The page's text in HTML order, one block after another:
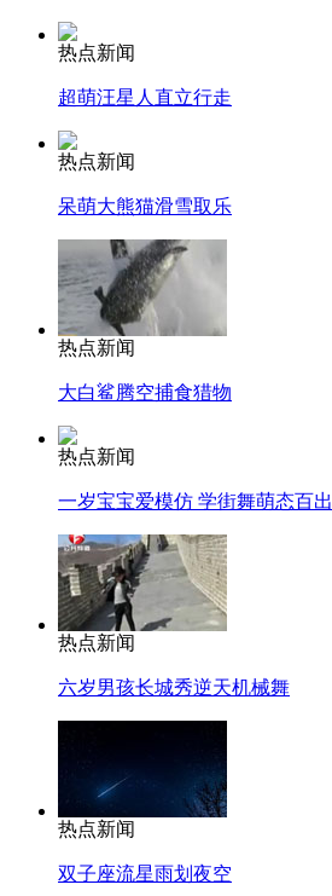
热点新闻
超萌汪星人直立行走
热点新闻
呆萌大熊猫滑雪取乐
热点新闻
大白鲨腾空捕食猎物
热点新闻
一岁宝宝爱模仿 学街舞萌态百出
热点新闻
六岁男孩长城秀逆天机械舞
热点新闻
双子座流星雨划夜空